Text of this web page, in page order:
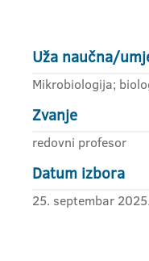
Uža naučna/
Mikrobiologija;
Zvanje
redovni profesor
Datum izbora
25. septembar 2025.